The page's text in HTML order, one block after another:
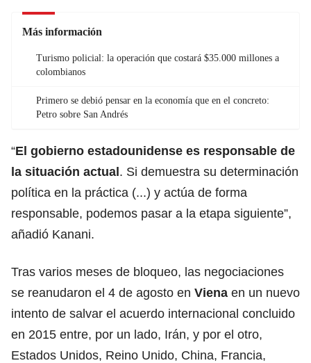
Más información
Turismo policial: la operación que costará $35.000 millones a
colombianos
Primero se debió pensar en la economía que en el concreto:
Petro sobre San Andrés
“El gobierno estadounidense es responsable de
la situación actual. Si demuestra su determinación
política en la práctica (...) y actúa de forma
responsable, podemos pasar a la etapa siguiente”,
añadió Kanani.
Tras varios meses de bloqueo, las negociaciones
se reanudaron el 4 de agosto en Viena en un nuevo
intento de salvar el acuerdo internacional concluido
en 2015 entre, por un lado, Irán, y por el otro,
Estados Unidos, Reino Unido, China, Francia,